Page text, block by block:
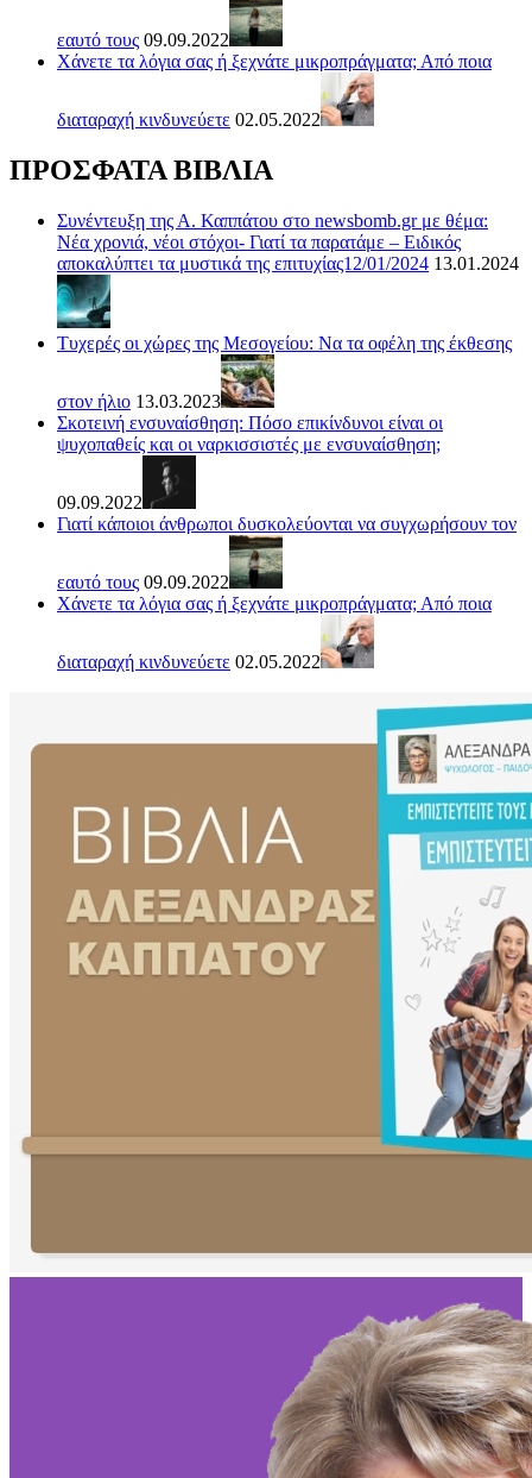
εαυτό τους 09.09.2022
Χάνετε τα λόγια σας ή ξεχνάτε μικροπράγματα; Από ποια
διαταραχή κινδυνεύετε 02.05.2022
ΠΡΟΣΦΑΤΑ ΒΙΒΛΙΑ
Συνέντευξη της Α. Καππάτου στο newsbomb.gr με θέμα:
Νέα χρονιά, νέοι στόχοι- Γιατί τα παρατάμε – Ειδικός
αποκαλύπτει τα μυστικά της επιτυχίας12/01/2024 13.01.2024
Τυχερές οι χώρες της Μεσογείου: Να τα οφέλη της έκθεσης
στον ήλιο 13.03.2023
Σκοτεινή ενσυναίσθηση: Πόσο επικίνδυνοι είναι οι
ψυχοπαθείς και οι ναρκισσιστές με ενσυναίσθηση;
09.09.2022
Γιατί κάποιοι άνθρωποι δυσκολεύονται να συγχωρήσουν τον
εαυτό τους 09.09.2022
Χάνετε τα λόγια σας ή ξεχνάτε μικροπράγματα; Από ποια
διαταραχή κινδυνεύετε 02.05.2022